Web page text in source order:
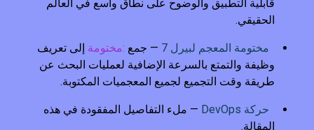
قابلية التطبيق والوضوح على نطاق واسع في العالم
الحقيقي.
مختومة المعجم لبيرل 7 — جمع :مختومة إلى تعريف
وظيفة والتمتع بالسرعة الإضافية لعمليات البحث عن
طريقة وقت التجميع لجميع المعجميات المكتوبة.
حركة DevOps
— ملء التفاصيل المفقودة في هذه
المقالة.